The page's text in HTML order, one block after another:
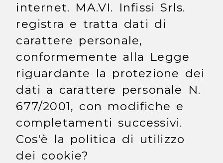
internet. MA.VI. Infissi Srls.
registra e tratta dati di
carattere personale,
conformemente alla Legge
riguardante la protezione dei
dati a carattere personale N.
677/2001, con modifiche e
completamenti successivi.
Cos'è la politica di utilizzo
dei cookie?